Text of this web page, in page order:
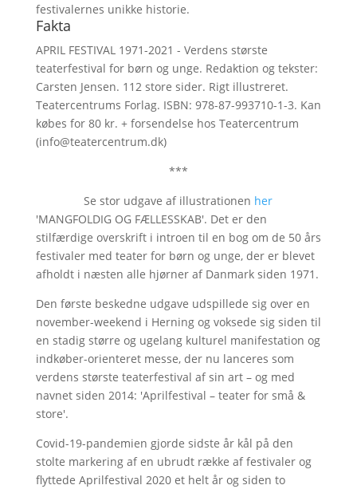
festivalernes unikke historie.
Fakta
APRIL FESTIVAL 1971-2021 - Verdens største
teaterfestival for børn og unge. Redaktion og tekster:
Carsten Jensen. 112 store sider. Rigt illustreret.
Teatercentrums Forlag. ISBN: 978-87-993710-1-3. Kan
købes for 80 kr. + forsendelse hos Teatercentrum
(info@teatercentrum.dk)
***
Se stor udgave af illustrationen her
'MANGFOLDIG OG FÆLLESSKAB'. Det er den
stilfærdige overskrift i introen til en bog om de 50 års
festivaler med teater for børn og unge, der er blevet
afholdt i næsten alle hjørner af Danmark siden 1971.
Den første beskedne udgave udspillede sig over en
november-weekend i Herning og voksede sig siden til
en stadig større og ugelang kulturel manifestation og
indkøber-orienteret messe, der nu lanceres som
verdens største teaterfestival af sin art – og med
navnet siden 2014: 'Aprilfestival – teater for små &
store'.
Covid-19-pandemien gjorde sidste år kål på den
stolte markering af en ubrudt række af festivaler og
flyttede Aprilfestival 2020 et helt år og siden to